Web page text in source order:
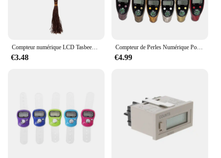
€3.48
Compteur de Perles Numérique Portable LCD, Électronique, pour Chapelet, Jouet, Pampille pour la Méditation, Prière Musulmane
€4.99